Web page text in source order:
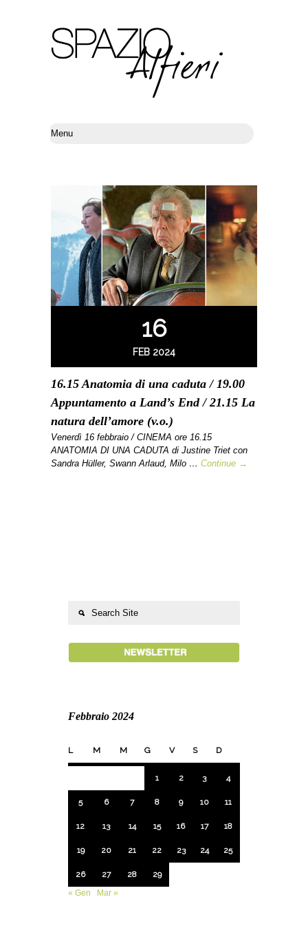
16
FEB 2024
16.15 Anatomia di una caduta / 19.00
Appuntamento a Land’s End / 21.15 La
natura dell’amore (v.o.)
Venerdì 16 febbraio / CINEMA ore 16.15
ANATOMIA DI UNA CADUTA di Justine Triet con
Sandra Hüller, Swann Arlaud, Milo … Continue →
Febbraio 2024
L M M G V S D
1 2 3 4
5 6 7 8 9 10 11
12 13 14 15 16 17 18
19 20 21 22 23 24 25
26 27 28
29
« Gen
Mar »